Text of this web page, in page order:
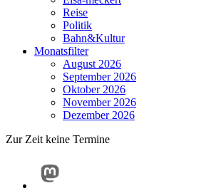
Reise
Politik
Bahn&Kultur
Monatsfilter
August 2026
September 2026
Oktober 2026
November 2026
Dezember 2026
Zur Zeit keine Termine